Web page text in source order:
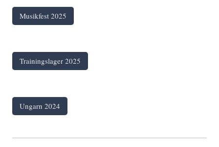
Musikfest 2025
Trainingslager 2025
Ungarn 2024